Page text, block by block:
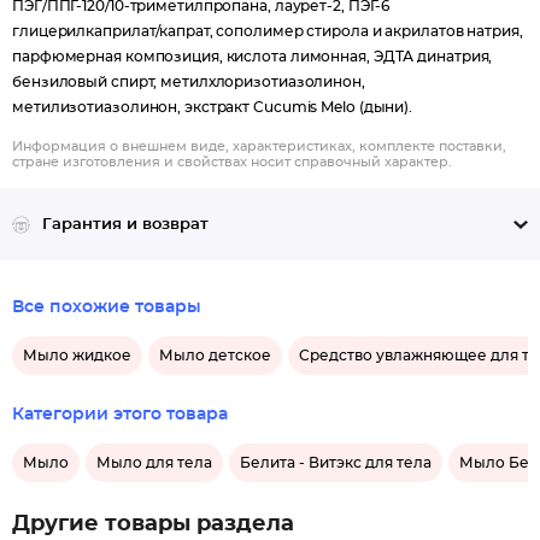
ПЭГ/ППГ-120/10-триметилпропана, лаурет-2, ПЭГ-6
глицерилкаприлат/капрат, сополимер стирола и акрилатов натрия,
парфюмерная композиция, кислота лимонная, ЭДТА динатрия,
бензиловый спирт, метилхлоризотиазолинон,
метилизотиазолинон, экстракт Cucumis Melo (дыни).
Информация о внешнем виде, характеристиках, комплекте поставки,
стране изготовления и свойствах носит справочный характер.
Гарантия и возврат
Все похожие товары
Мыло жидкое Мыло детское Средство увлажняющее для
Категории этого товара
Мыло Мыло для тела Белита - Витэкс для тела Мыло
Другие товары раздела